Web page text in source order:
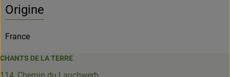
Origine
France
CHANTS DE LA TERRE